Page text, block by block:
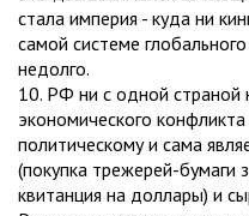
стала империя - куда ни
самой системе
недолго.
10. РФ ни с одной страной
экономического
политическому и сама
(покупка трежерей-бумаги
квитанция на доллары) и